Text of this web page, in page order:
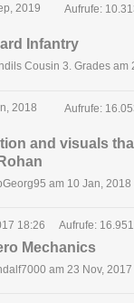
2019
Aufrufe:
Infantry
Cousin 3. Grades am
2018
Aufrufe:
and visuals
am 10 Jan, 2018
18:26 Aufrufe:
Mechanics
am 23 Nov,